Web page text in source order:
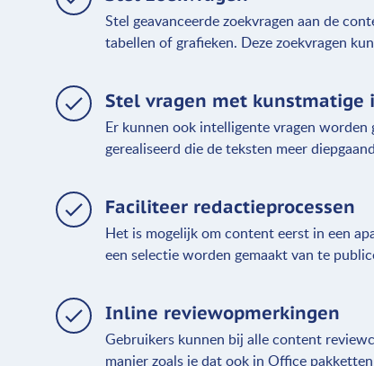
Stel geavanceerde zoekvragen aan de
tabellen of grafieken. Deze zoekvragen
Stel vragen met
Er kunnen ook intelligente vragen worden
gerealiseerd die de teksten meer
Faciliteer redactieprocessen
Het is mogelijk om content eerst in een
een selectie worden gemaakt van te
Inline reviewopmerkingen
Gebruikers kunnen bij alle content
manier zoals je dat ook in Office